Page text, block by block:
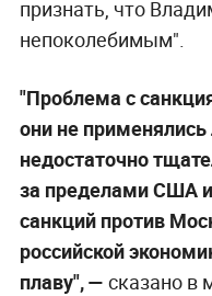
признать, что
непоколебимым".
"Проблема с
они не
недостаточно
за пределами США
санкций против
российской
плаву", — сказано в